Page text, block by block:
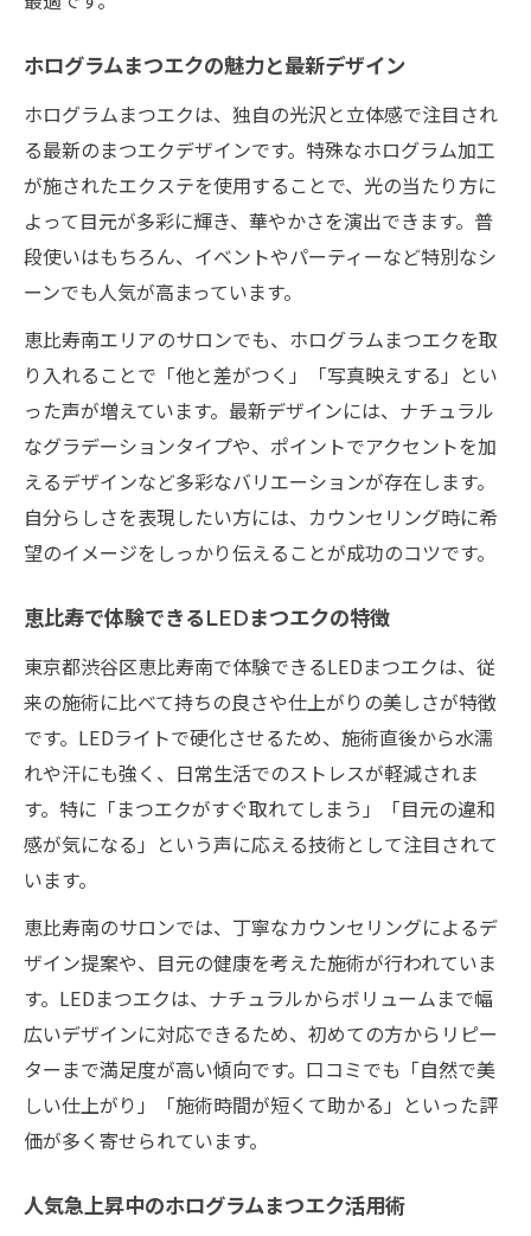
ホログラムまつエクの魅力と最新デザイン
ホログラムまつエクは、独自の光沢と立体感で注目され
る最新のまつエクデザインです。特殊なホログラム加工
が施されたエクステを使用することで、光の当たり方に
よって目元が多彩に輝き、華やかさを演出できます。普
段使いはもちろん、イベントやパーティーなど特別なシ
ーンでも人気が高まっています。
恵比寿南エリアのサロンでも、ホログラムまつエクを取
り入れることで「他と差がつく」「写真映えする」とい
った声が増えています。最新デザインには、ナチュラル
なグラデーションタイプや、ポイントでアクセントを加
えるデザインなど多彩なバリエーションが存在します。
自分らしさを表現したい方には、カウンセリング時に希
望のイメージをしっかり伝えることが成功のコツです。
恵比寿で体験できるLEDまつエクの特徴
東京都渋谷区恵比寿南で体験できるLEDまつエクは、従
来の施術に比べて持ちの良さや仕上がりの美しさが特徴
です。LEDライトで硬化させるため、施術直後から水濡
れや汗にも強く、日常生活でのストレスが軽減されま
す。特に「まつエクがすぐ取れてしまう」「目元の違和
感が気になる」という声に応える技術として注目されて
います。
恵比寿南のサロンでは、丁寧なカウンセリングによるデ
ザイン提案や、目元の健康を考えた施術が行われていま
す。LEDまつエクは、ナチュラルからボリュームまで幅
広いデザインに対応できるため、初めての方からリピー
ターまで満足度が高い傾向です。口コミでも「自然で美
しい仕上がり」「施術時間が短くて助かる」といった評
価が多く寄せられています。
人気急上昇中のホログラムまつエク活用術